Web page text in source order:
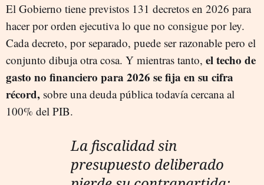
El Gobierno tiene previstos 131 decretos en 2026 para
hacer por orden ejecutiva lo que no consigue por ley.
Cada decreto, por separado, puede ser razonable pero el
conjunto dibuja otra cosa. Y mientras tanto, el techo de
gasto no financiero para 2026 se fija en su cifra
récord, sobre una deuda pública todavía cercana al
100% del PIB.
La fiscalidad sin
presupuesto deliberado